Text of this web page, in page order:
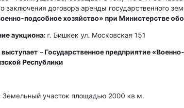
заключения договора аренды государственного
подсобное хозяйство» при Министерстве
аукциона: г. Бишкек ул. Московская 151
–Государственное предприятие
Республики
Земельный участок площадью 2000 кв м.